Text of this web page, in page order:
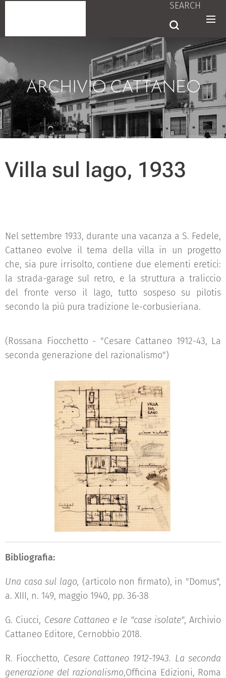
SEARCH
ARCHIVIO CATTANEO
Villa sul lago, 1933
Nel settembre 1933, durante una vacanza a S. Fedele,
Cattaneo evolve il tema della villa in un progetto
che, sia pure irrisolto, contiene due elementi eretici:
la strada-garage sul retro, e la struttura a traliccio
del fronte verso il lago, tutto sospeso su pilotis
secondo la più pura tradizione le-corbusieriana.
(Rossana Fiocchetto - "Cesare Cattaneo 1912-43, La
seconda generazione del razionalismo")
Bibliografia:
Una casa sul lago, (articolo non firmato), in "Domus",
a. XIII, n. 149, maggio 1940, pp. 36-38
G. Ciucci, Cesare Cattaneo e le "case isolate", Archivio
Cattaneo Editore, Cernobbio 2018.
R. Fiocchetto, Cesare Cattaneo 1912-1943. La seconda
generazione del razionalismo,Officina Edizioni, Roma